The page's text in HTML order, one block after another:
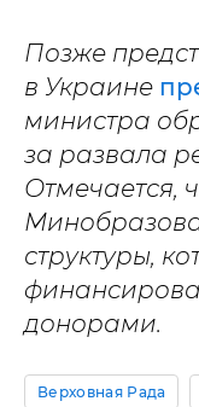
Позже
в Украине
министра
за развала
Отмечается,
структуры,
донорами.
Верховная Рада